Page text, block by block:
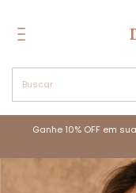
Ganhe 10% OFF em